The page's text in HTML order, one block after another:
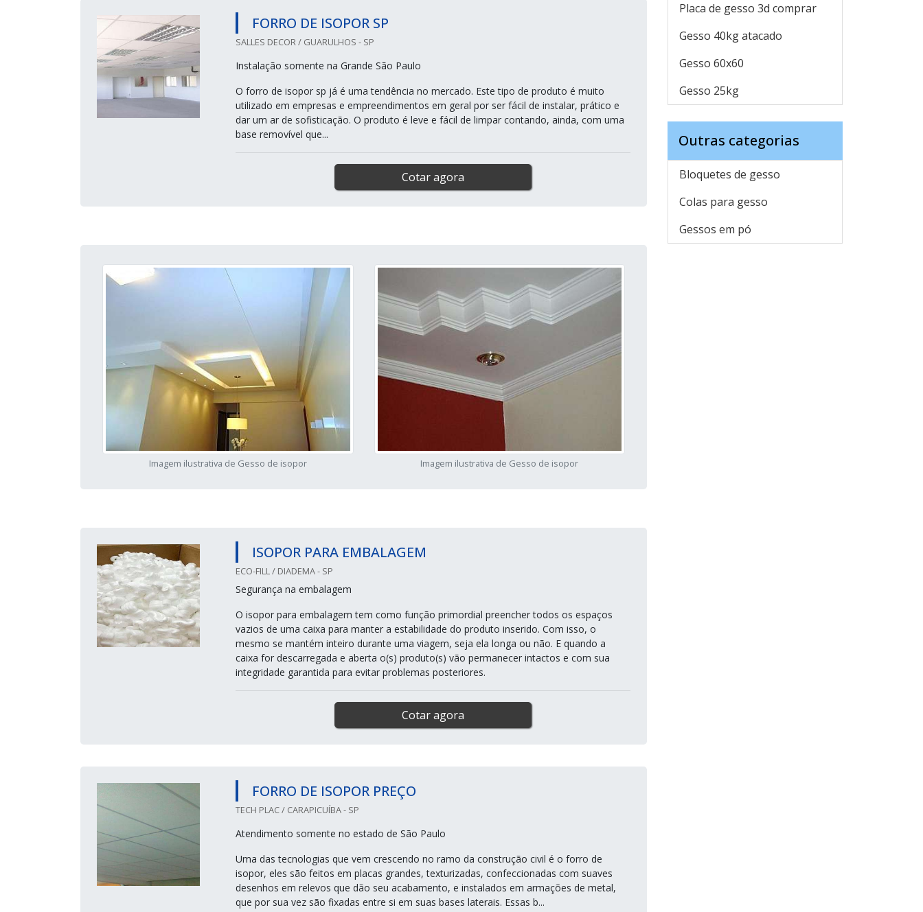
FORRO DE ISOPOR SP
SALLES DECOR / GUARULHOS - SP
Instalação somente na Grande São Paulo
O forro de isopor sp já é uma tendência no mercado. Este tipo de produto é muito
utilizado em empresas e empreendimentos em geral por ser fácil de instalar, prático e
dar um ar de sofisticação. O produto é leve e fácil de limpar contando, ainda, com uma
base removível que...
Cotar agora
Imagem ilustrativa de Gesso de isopor Imagem ilustrativa de Gesso de isopor
ISOPOR PARA EMBALAGEM
ECO-FILL / DIADEMA - SP
Segurança na embalagem
O isopor para embalagem tem como função primordial preencher todos os espaços
vazios de uma caixa para manter a estabilidade do produto inserido. Com isso, o
mesmo se mantém inteiro durante uma viagem, seja ela longa ou não. E quando a
caixa for descarregada e aberta o(s) produto(s) vão permanecer intactos e com sua
integridade garantida para evitar problemas posteriores.
Cotar agora
FORRO DE ISOPOR PREÇO
TECH PLAC / CARAPICUÍBA - SP
Atendimento somente no estado de São Paulo
Uma das tecnologias que vem crescendo no ramo da construção civil é o forro de
isopor, eles são feitos em placas grandes, texturizadas, confeccionadas com suaves
desenhos em relevos que dão seu acabamento, e instalados em armações de metal,
que por sua vez são fixadas entre si em suas bases laterais. Essas b...
Placa de gesso 3d comprar
Gesso 40kg atacado
Gesso 60x60
Gesso 25kg
Outras categorias
Bloquetes de gesso
Colas para gesso
Gessos em pó